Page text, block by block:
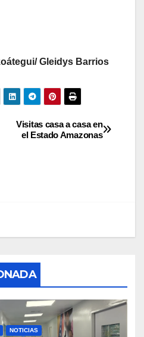
Gleidys Barrios
Visitas casa a casa en
el Estado Amazonas
NOTICIAS